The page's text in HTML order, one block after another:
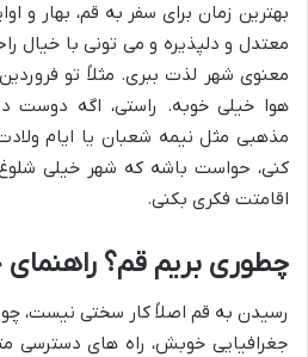
بهترین زمان برای سفر به قم، بهار و
معتدل و دلپذیره و می تونی با خیال
معنوی شهر لذت ببری. مثلاً تو
هوا خیلی خوبه. راستی، اگه
مذهبی مثل نیمه شعبان یا ایام
کنی، حواست باشه که شهر خیلی
اقامتت فکری بکنی.
چطوری بریم قم؟
رسیدن به قم اصلاً کار سختی نیست،
جغرافیایی خوبش، راه های دسترسی